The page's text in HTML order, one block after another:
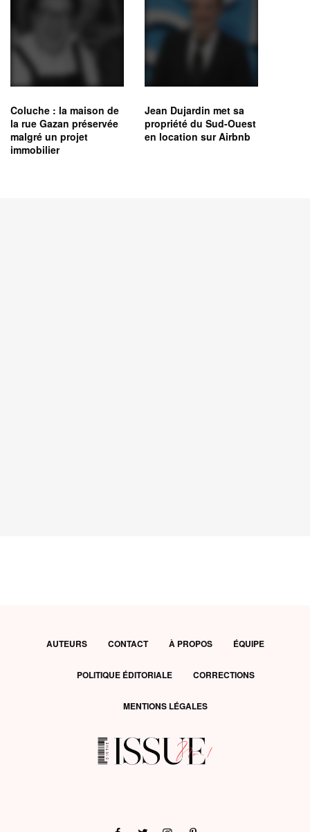
Coluche : la maison de
la rue Gazan préservée
malgré un projet
immobilier
Jean Dujardin met sa
propriété du Sud-Ouest
en location sur Airbnb
AUTEURS CONTACT À PROPOS ÉQUIPE
POLITIQUE ÉDITORIALE CORRECTIONS
MENTIONS LÉGALES